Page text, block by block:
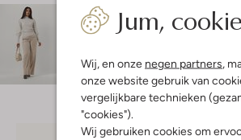
Jum,
Wij, en onze negen partners,
onze website gebruik van
vergelijkbare technieken
"cookies").
Wij gebruiken cookies om
Maatadvies
Maruschka is 1 meter 72 lang en